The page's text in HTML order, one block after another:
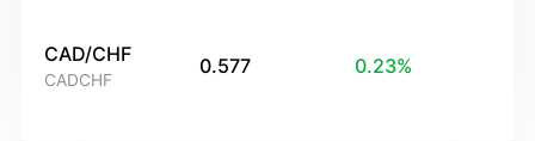
CAD/CHF
CADCHF
0.577 0.23%